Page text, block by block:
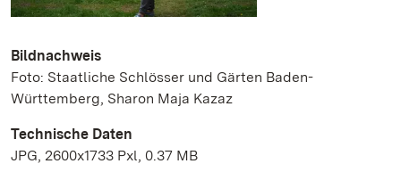
Bildnachweis
Foto: Staatliche Schlösser und Gärten Baden-
Württemberg, Sharon Maja Kazaz
Technische Daten
JPG, 2600x1733 Pxl, 0.37 MB